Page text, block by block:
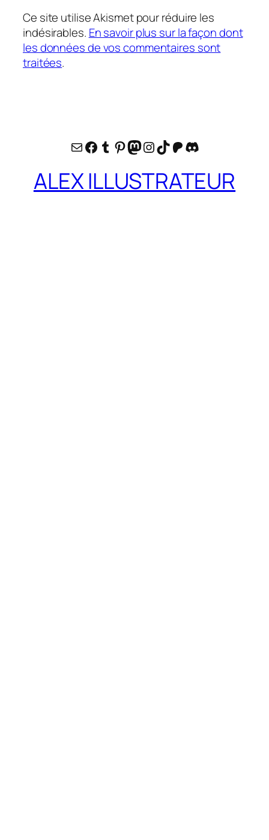
Ce site utilise Akismet pour réduire les
indésirables. En savoir plus sur la façon dont
les données de vos commentaires sont
traitées.
E-mailFacebook
Tumblr
Pinterest
Mastodon
Instagram
TikTok
Patreon
Discord
ALEX ILLUSTRATEUR